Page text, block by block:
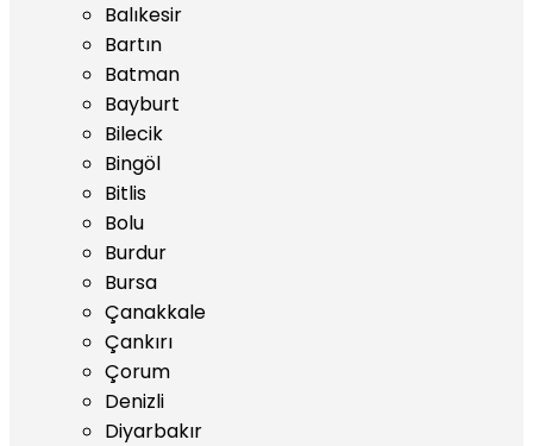
Balıkesir
Bartın
Batman
Bayburt
Bilecik
Bingöl
Bitlis
Bolu
Burdur
Bursa
Çanakkale
Çankırı
Çorum
Denizli
Diyarbakır